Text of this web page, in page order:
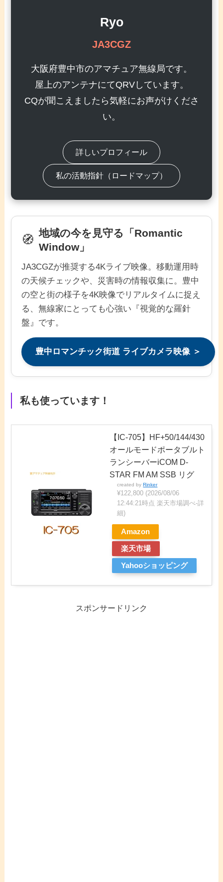
Ryo
JA3CGZ
大阪府豊中市のアマチュア無線局です。
屋上のアンテナにてQRVしています。
CQが聞こえましたら気軽にお声がけくださ
い。
詳しいプロフィール
私の活動指針（ロードマップ）
🧭 地域の今を見守る「Romantic
Window」
JA3CGZが推奨する4Kライブ映像。移動運用時
の天候チェックや、災害時の情報収集に。豊中
の空と街の様子を4K映像でリアルタイムに捉え
る、無線家にとっても心強い『視覚的な羅針
盤』です。
豊中ロマンチック街道 ライブカメラ映像 ＞
私も使っています！
【IC-705】HF+50/144/430
オールモードポータブルト
ランシーバーiCOM D-
STAR FM AM SSB リグ
created by Rinker
¥122,800 (2026/08/06
12:44:21時点 楽天市場調べ-詳
細)
Amazon
楽天市場
Yahooショッピング
スポンサードリンク